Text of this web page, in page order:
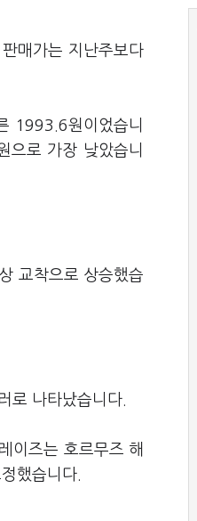
매가는 지난주보다
1993.6원이었습니
로 가장 낮았습니
교착으로 상승했습
로 나타났습니다.
이즈는 호르무즈 해
했습니다.